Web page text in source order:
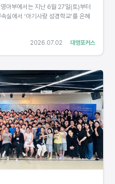
대영포커스
2026.07.02
아부에서는 지난 6월 27일(토)부터
실에서 ‘아기사랑 성경학교’를 은혜